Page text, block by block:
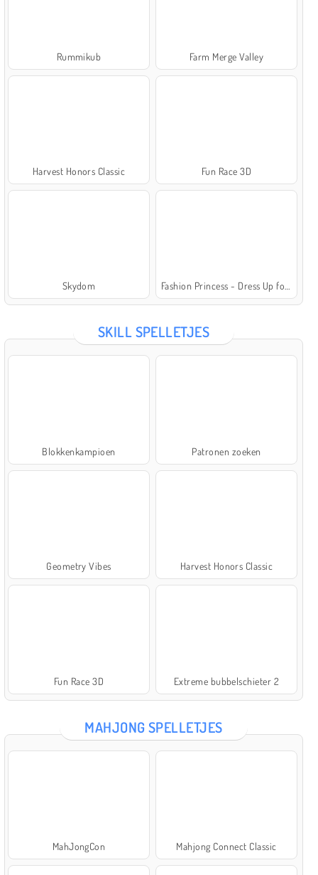
Rummikub Farm Merge Valley
Harvest Honors Classic Fun Race 3D
Skydom Fashion Princess - Dress Up for Girls
SKILL SPELLETJES
Blokkenkampioen Patronen zoeken
Geometry Vibes Harvest Honors Classic
Fun Race 3D Extreme bubbelschieter 2
MAHJONG SPELLETJES
MahJongCon Mahjong Connect Classic